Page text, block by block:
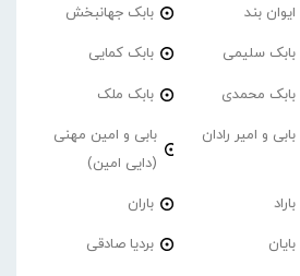
ایوان بند بابک جهانبخش
بابک سلیمی بابک کمایی
بابک محمدی بابک ملک
بابی و امیر رادان
بابی و امین مهنی
(دایی امین)
باراد باران
بایان بردیا صادقی